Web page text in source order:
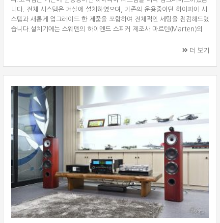
니다. 전체 시스템은 거실에 설치하였으며, 기존의 운용중이던 하이파이 시
스템과 새롭게 업그레이드 한 제품을 포함하여 전체적인 세팅을 점검해드렸
습니다.설치기에는 스웨덴의 하이엔드 스피커 제조사 마르텐(Marten)의
를 사용하였습니다. 콜트레인3는 마르텐의 플래그십 라인업인 콜트레인 시
점퍼선 등을 요르마(Jorma)의 최상급 라인업인 스테이트먼트 케이블을 사
덴의 ···
더 보기